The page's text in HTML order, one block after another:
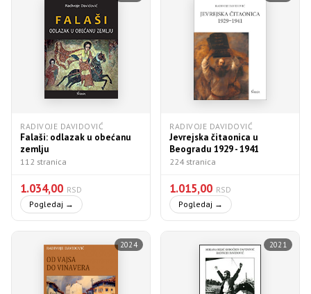
RADIVOJE DAVIDOVIĆ
Falaši: odlazak u obećanu
zemlju
112 stranica
1.034,00 RSD
Pogledaj →
RADIVOJE DAVIDOVIĆ
Jevrejska čitaonica u
Beogradu 1929 - 1941
224 stranica
1.015,00 RSD
Pogledaj →
2024 2021